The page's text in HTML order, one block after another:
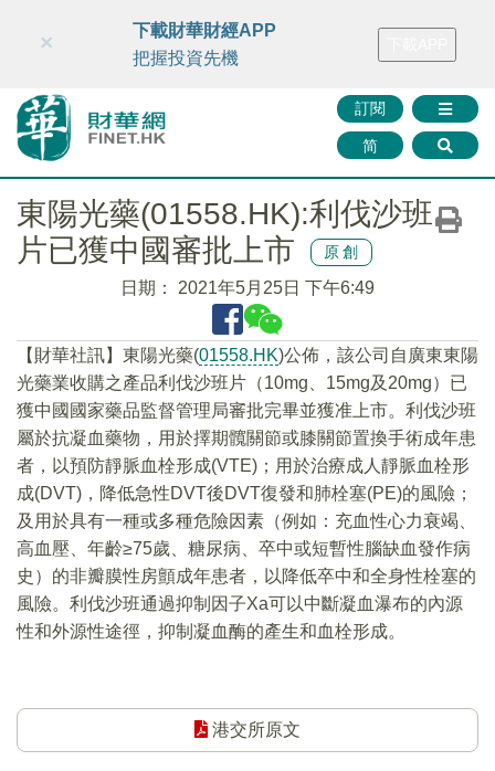
財華智庫網 FINTV FINMETA 財華證券 媒體矩陣
訂閱
简
×
下載財華財經APP
把握投資先機
東陽光藥(01558.HK):利伐沙班
片已獲中國審批上市
原創
日期： 2021年5月25日 下午6:49
【財華社訊】東陽光藥(01558.HK)公佈，該公司自廣東東陽
光藥業收購之產品利伐沙班片（10mg、15mg及20mg）已
獲中國國家藥品監督管理局審批完畢並獲准上市。利伐沙班
屬於抗凝血藥物，用於擇期髖關節或膝關節置換手術成年患
者，以預防靜脈血栓形成(VTE)；用於治療成人靜脈血栓形
成(DVT)，降低急性DVT後DVT復發和肺栓塞(PE)的風險；
及用於具有一種或多種危險因素（例如：充血性心力衰竭、
高血壓、年齡≥75歲、糖尿病、卒中或短暫性腦缺血發作病
史）的非瓣膜性房顫成年患者，以降低卒中和全身性栓塞的
風險。利伐沙班通過抑制因子Xa可以中斷凝血瀑布的內源
性和外源性途徑，抑制凝血酶的產生和血栓形成。
港交所原文